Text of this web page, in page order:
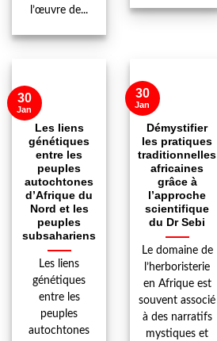
l’œuvre de...
Les liens
génétiques
entre les
peuples
autochtones
d’Afrique du
Nord et les
peuples
subsahariens
Les liens
génétiques
entre les
peuples
autochtones
30
Jan
Démystifier
les pratiques
traditionnelles
africaines
grâce à
l’approche
scientifique
du Dr Sebi
Le domaine de
l’herboristerie
en Afrique est
souvent associé
à des narratifs
mystiques et
30
Jan